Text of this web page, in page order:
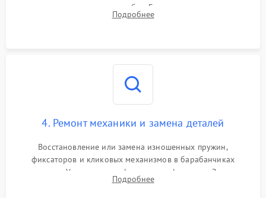
покрытия или появления грибка. Бережная очистка стекол
спецрастворами. Проверка целостности гравированной
Подробнее
4. Ремонт механики и замена деталей
Восстановление или замена изношенных пружин,
фиксаторов и кликовых механизмов в барабанчиках
поправок. Устранение люфтов в трансфокаторе. Замена
поврежденных линз, разбитой сетки или восстановление
Подробнее